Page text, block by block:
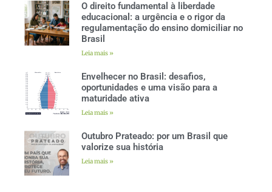
O direito fundamental à liberdade
educacional: a urgência e o rigor da
regulamentação do ensino domiciliar no
Brasil
Leia mais »
Envelhecer no Brasil: desafios,
oportunidades e uma visão para a
maturidade ativa
Leia mais »
Outubro Prateado: por um Brasil que
valorize sua história
Leia mais »